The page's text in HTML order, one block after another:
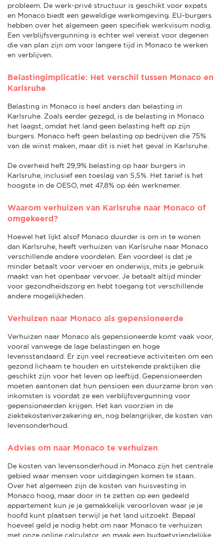
probleem. De werk-privé structuur is geschikt voor expats
en Monaco biedt een geweldige werkomgeving. EU-burgers
hebben over het algemeen geen specifiek werkvisum nodig.
Een verblijfsvergunning is echter wel vereist voor degenen
die van plan zijn om voor langere tijd in Monaco te werken
en verblijven.
Belastingimplicatie: Het verschil tussen Monaco en
Karlsruhe
Belasting in Monaco is heel anders dan belasting in
Karlsruhe. Zoals eerder gezegd, is de belasting in Monaco
het laagst, omdat het land geen belasting heft op zijn
burgers. Monaco heft geen belasting op bedrijven die 75%
van de winst maken, maar dit is niet het geval in Karlsruhe.
De overheid heft 29,9% belasting op haar burgers in
Karlsruhe, inclusief een toeslag van 5,5%. Het tarief is het
hoogste in de OESO, met 47,8% op één werknemer.
Waarom verhuizen van Karlsruhe naar Monaco of
omgekeerd?
Hoewel het lijkt alsof Monaco duurder is om in te wonen
dan Karlsruhe, heeft verhuizen van Karlsruhe naar Monaco
verschillende andere voordelen. Een voordeel is dat je
minder betaalt voor vervoer en onderwijs, mits je gebruik
maakt van het openbaar vervoer. Je betaalt altijd minder
voor gezondheidszorg en hebt toegang tot verschillende
andere mogelijkheden.
Verhuizen naar Monaco als gepensioneerde
Verhuizen naar Monaco als gepensioneerde komt vaak voor,
vooral vanwege de lage belastingen en hoge
levensstandaard. Er zijn veel recreatieve activiteiten om een
gezond lichaam te houden en uitstekende praktijken die
geschikt zijn voor het leven op leeftijd. Gepensioneerden
moeten aantonen dat hun pensioen een duurzame bron van
inkomsten is voordat ze een verblijfsvergunning voor
gepensioneerden krijgen. Het kan voorzien in de
ziektekostenverzekering en, nog belangrijker, de kosten van
levensonderhoud.
Advies om naar Monaco te verhuizen
De kosten van levensonderhoud in Monaco zijn het centrale
gebied waar mensen voor uitdagingen komen te staan.
Over het algemeen zijn de kosten van huisvesting in
Monaco hoog, maar door in te zetten op een gedeeld
appartement kun je je gemakkelijk veroorloven waar je je
hoofd kunt plaatsen terwijl je het land uitzoekt. Bepaal
hoeveel geld je nodig hebt om naar Monaco te verhuizen
met onze online calculator, en maak een budgetvriendelijke